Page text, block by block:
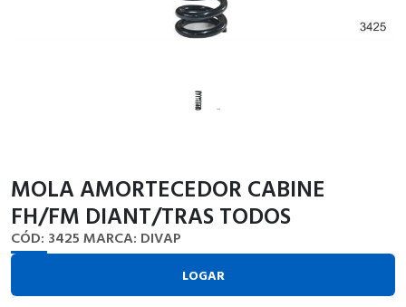
MOLA AMORTECEDOR CABINE
FH/FM DIANT/TRAS TODOS
CÓD: 3425 MARCA: DIVAP
LOGAR